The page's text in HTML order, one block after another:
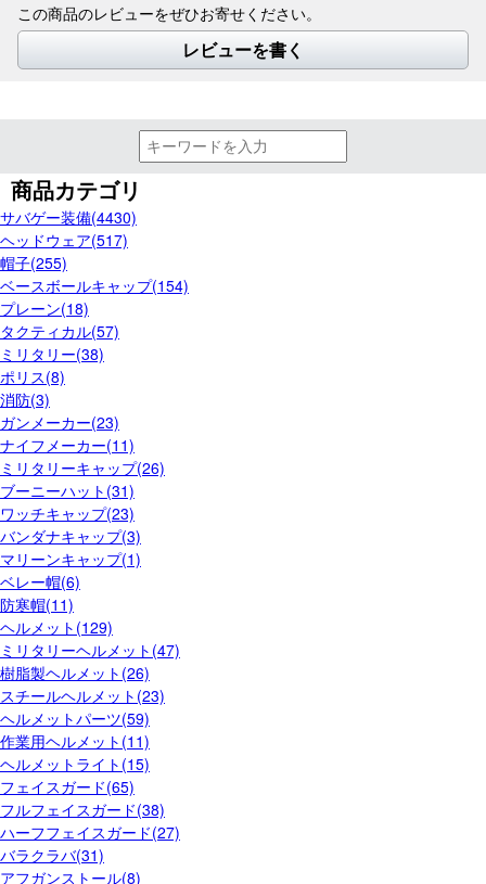
この商品のレビューをぜひお寄せください。
レビューを書く
商品カテゴリ
サバゲー装備(4430)
ヘッドウェア(517)
帽子(255)
ベースボールキャップ(154)
プレーン(18)
タクティカル(57)
ミリタリー(38)
ポリス(8)
消防(3)
ガンメーカー(23)
ナイフメーカー(11)
ミリタリーキャップ(26)
ブーニーハット(31)
ワッチキャップ(23)
バンダナキャップ(3)
マリーンキャップ(1)
ベレー帽(6)
防寒帽(11)
ヘルメット(129)
ミリタリーヘルメット(47)
樹脂製ヘルメット(26)
スチールヘルメット(23)
ヘルメットパーツ(59)
作業用ヘルメット(11)
ヘルメットライト(15)
フェイスガード(65)
フルフェイスガード(38)
ハーフフェイスガード(27)
バラクラバ(31)
アフガンストール(8)